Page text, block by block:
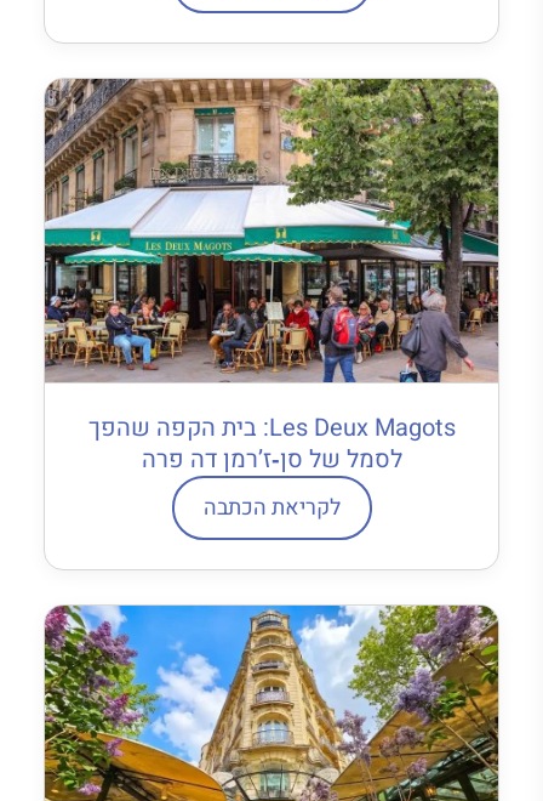
Les Deux Magots: בית הקפה שהפך
לסמל של סן‐ז’רמן דה פרה
לקריאת הכתבה